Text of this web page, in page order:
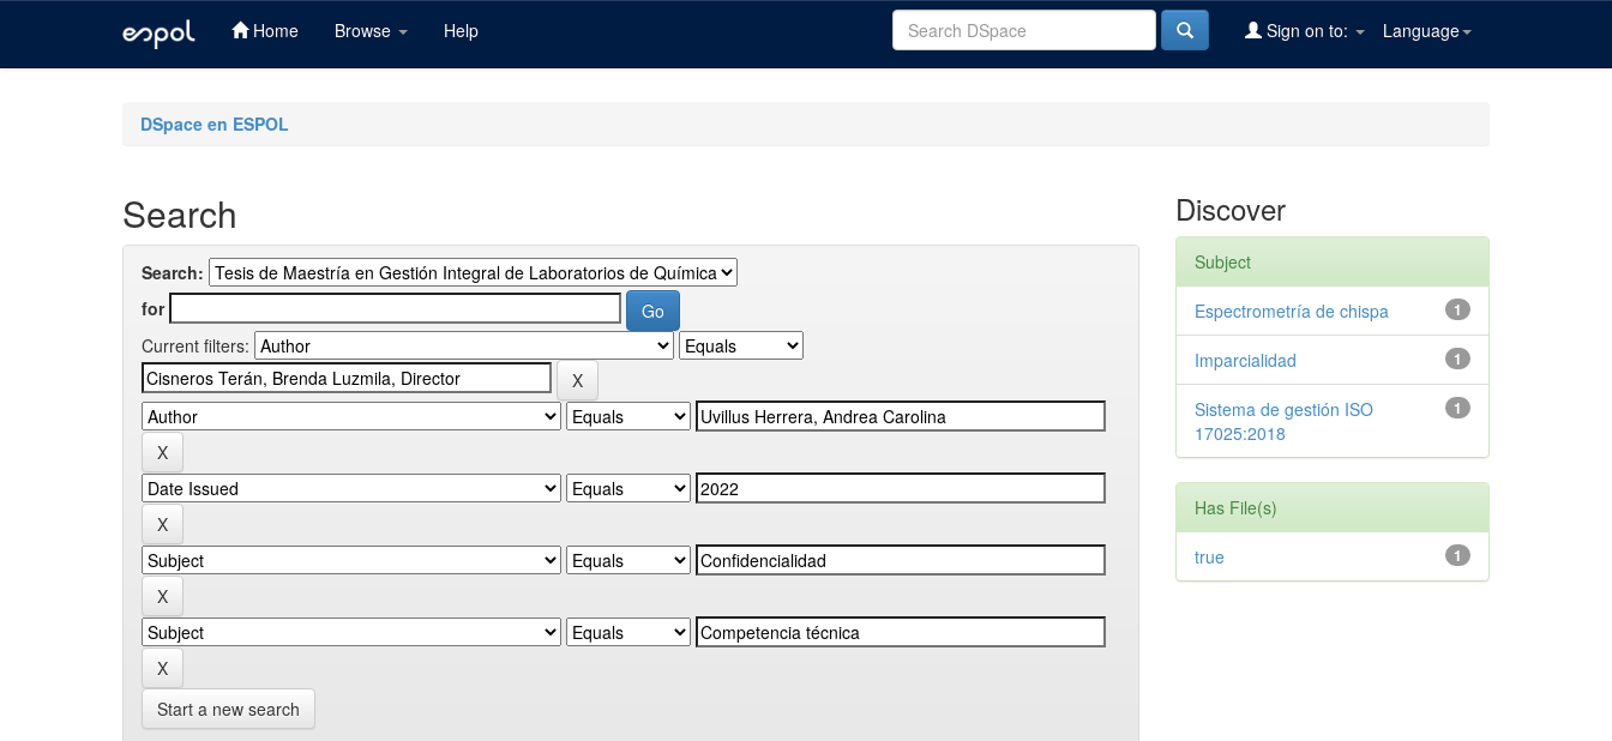
Home Browse Help Language
Sign on to:
DSpace en ESPOL
Search
Search:
for
Current filters:
Start a new search
Discover
Subject
1
Espectrometría de chispa
1
Imparcialidad
1
Sistema de gestión ISO
17025:2018
Has File(s)
1
true